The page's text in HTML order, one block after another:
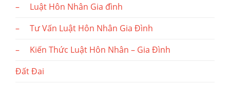
– Luật Hôn Nhân Gia đình
– Tư Vấn Luật Hôn Nhân Gia Đình
– Kiến Thức Luật Hôn Nhân – Gia Đình
Đất Đai